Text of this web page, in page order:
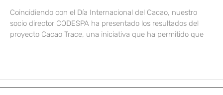
Coincidiendo con el Día Internacional del Cacao, nuestro
socio director CODESPA ha presentado los resultados del
proyecto Cacao Trace, una iniciativa que ha permitido que